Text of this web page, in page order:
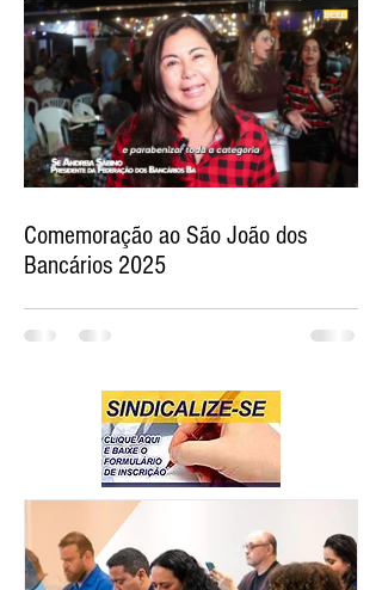
Comemoração ao São João dos
Bancários 2025